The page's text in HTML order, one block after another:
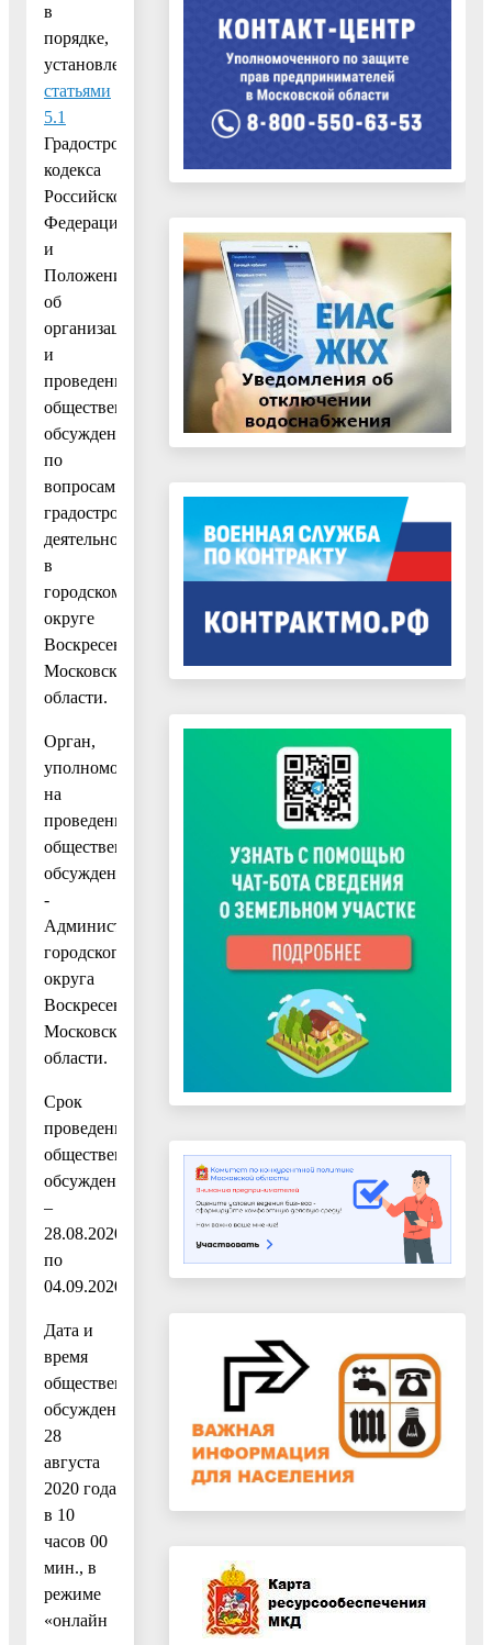
в
порядке,
установленном
статьями
5.1
Градостроительного
кодекса
Российской
Федерации
и
Положением
об
организации
и
проведении
общественных
обсуждений
по
вопросам
градостроительной
деятельности
в
городском
округе
Воскресенск
Московской
области.
Орган,
уполномоченный
на
проведение
общественных
обсуждений,
-
Администрация
городского
округа
Воскресенск
Московской
области.
Срок
проведения
общественных
обсуждений
–
28.08.2020
по
04.09.2020.
Дата и
время
общественных
обсуждений:
28
августа
2020 года
в 10
часов 00
мин., в
режиме
«онлайн